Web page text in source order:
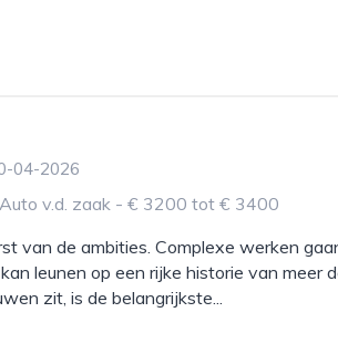
04-2026
v.d. zaak - € 3200 tot € 3400
van de ambities. Complexe werken
leunen op een rijke historie van meer
zit, is de belangrijkste...